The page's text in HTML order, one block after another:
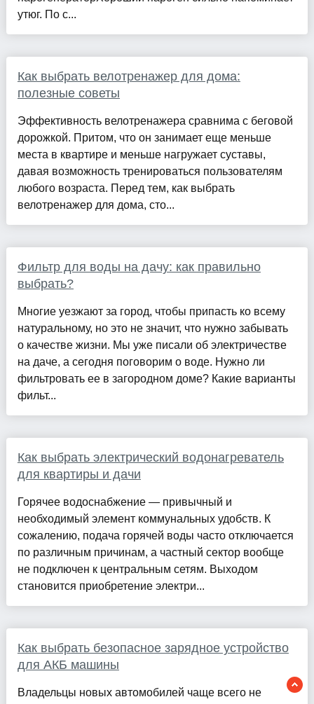
утюг. По с...
Как выбрать велотренажер для дома:
полезные советы
Эффективность велотренажера сравнима с беговой
дорожкой. Притом, что он занимает еще меньше
места в квартире и меньше нагружает суставы,
давая возможность тренироваться пользователям
любого возраста. Перед тем, как выбрать
велотренажер для дома, сто...
Фильтр для воды на дачу: как правильно
выбрать?
Многие уезжают за город, чтобы припасть ко всему
натуральному, но это не значит, что нужно забывать
о качестве жизни. Мы уже писали об электричестве
на даче, а сегодня поговорим о воде. Нужно ли
фильтровать ее в загородном доме? Какие варианты
фильт...
Как выбрать электрический водонагреватель
для квартиры и дачи
Горячее водоснабжение — привычный и
необходимый элемент коммунальных удобств. К
сожалению, подача горячей воды часто отключается
по различным причинам, а частный сектор вообще
не подключен к центральным сетям. Выходом
становится приобретение электри...
Как выбрать безопасное зарядное устройство
для АКБ машины
Владельцы новых автомобилей чаще всего не